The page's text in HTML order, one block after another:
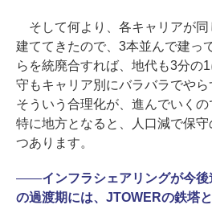
そして何より、各キャリアが同
建ててきたので、3本並んで建っ
らを統廃合すれば、地代も3分の
守もキャリア別にバラバラでやら
そういう合理化が、進んでいくの
特に地方となると、人口減で保
つあります。
――インフラシェアリングが今
の過渡期には、JTOWERの鉄塔